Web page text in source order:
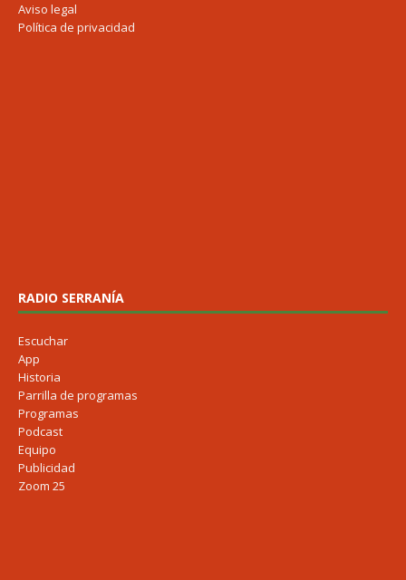
Aviso legal
Política de privacidad
RADIO SERRANÍA
Escuchar
App
Historia
Parrilla de programas
Programas
Podcast
Equipo
Publicidad
Zoom 25